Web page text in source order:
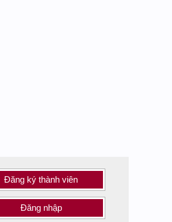
Đăng ký thành viên
Đăng nhập